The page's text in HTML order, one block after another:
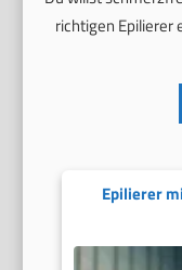
richtigen
Epilierer